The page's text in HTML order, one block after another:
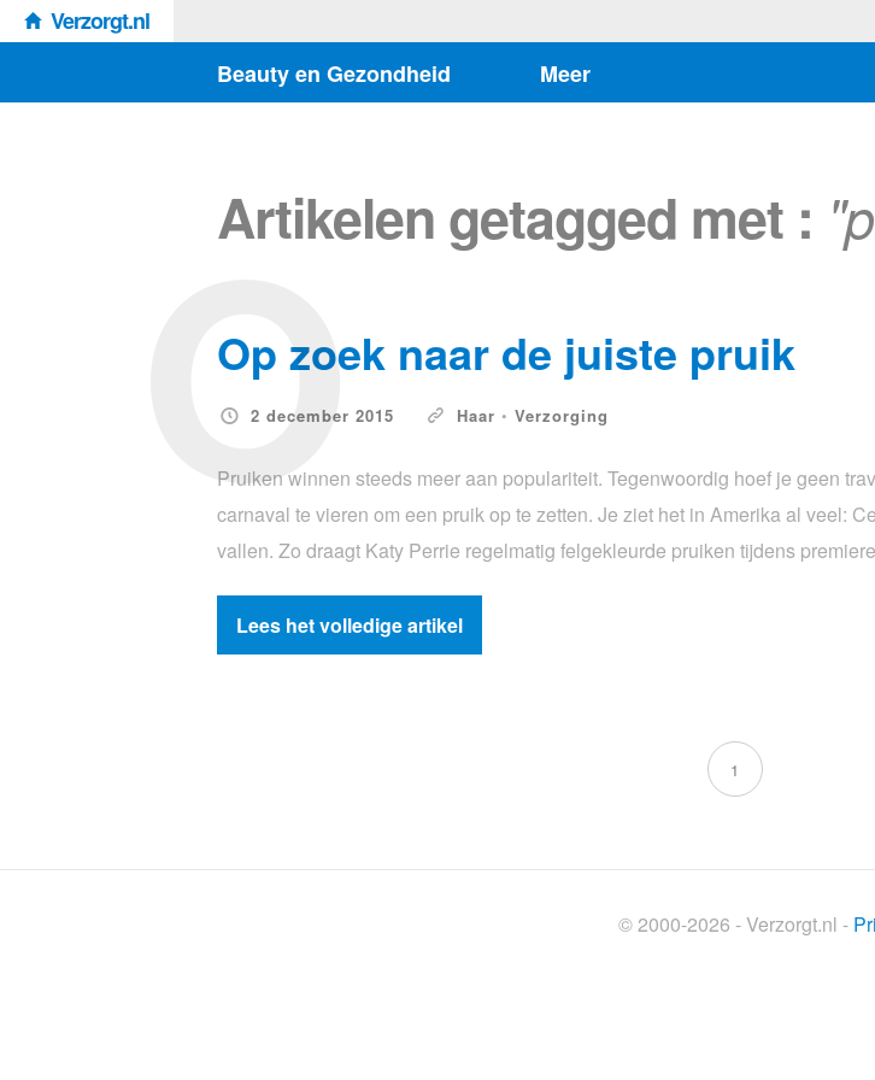
Verzorgt.nl
Beauty en Gezondheid
Meer
Artikelen getagged met :
Op zoek naar de juiste pruik
2 december 2015 Haar • Verzorging
O
Pruiken winnen steeds meer aan populariteit. Tegenwoordig hoef je geen
carnaval te vieren om een pruik op te zetten. Je ziet het in Amerika al veel:
vallen. Zo draagt Katy Perrie regelmatig felgekleurde pruiken tijdens
Lees het volledige artikel
1
© 2000-2026 - Verzorgt.nl -